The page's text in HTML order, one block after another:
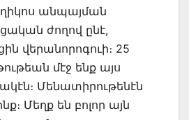
անպայման
ժողով ընէ,
վերանորոգուի։ 25
մէջ ենք այս
Մենատիրութենէն
Մեղք են բոլոր այն